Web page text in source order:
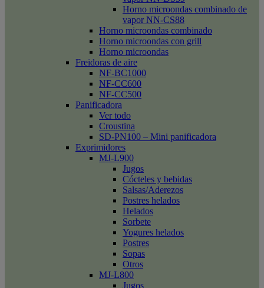
Horno microondas combinado de
vapor NN-CS88
Horno microondas combinado
Horno microondas con grill
Horno microondas
Freidoras de aire
NF-BC1000
NF-CC600
NF-CC500
Panificadora
Ver todo
Croustina
SD-PN100 – Mini panificadora
Exprimidores
MJ-L900
Jugos
Cócteles y bebidas
Salsas/Aderezos
Postres helados
Helados
Sorbete
Yogures helados
Postres
Sopas
Otros
MJ-L800
Jugos